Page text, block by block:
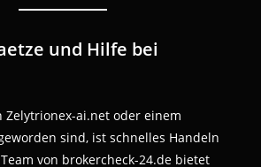
und Hilfe bei
Zelytrionex-ai.net oder einem
sind, ist schnelles Handeln
von brokercheck-24.de bietet